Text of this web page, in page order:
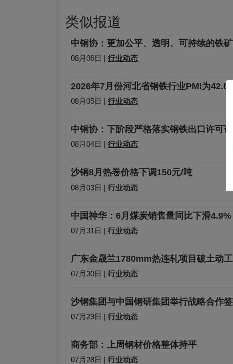
类似报道
中钢协：更加公平、透明、可持续的铁
08月06日 | 行业动态
2026年7月份河北省钢铁行业PMI为
08月05日 | 行业动态
中钢协：下阶段严格落实钢铁出口许可
08月04日 | 行业动态
沙钢8月热卷价格下调150元/吨
08月03日 | 行业动态
中国神华：6月煤炭销售量同比下滑4.9%
07月31日 | 行业动态
广东金晟兰1780mm热连轧项目破土动工
07月30日 | 行业动态
沙钢集团与中国钢研集团举行战略合作
07月29日 | 行业动态
商务部：上周钢材价格整体持平
07月28日 | 行业动态